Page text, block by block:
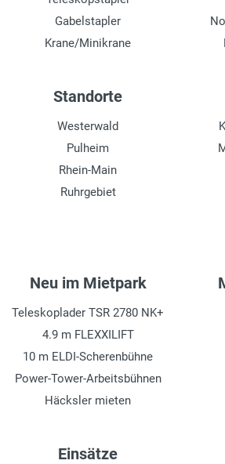
Gabelstapler
Krane/Minikrane
Standorte
Westerwald
Pulheim
Rhein-Main
Ruhrgebiet
Neu im Mietpark
Teleskoplader TSR 2780 NK+
4.9 m FLEXXILIFT
10 m ELDI-Scherenbühne
Power-Tower-Arbeitsbühnen
Häcksler mieten
Einsätze